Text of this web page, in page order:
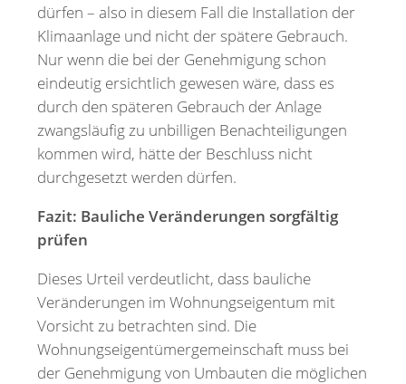
dürfen – also in diesem Fall die Installation der
Klimaanlage und nicht der spätere Gebrauch.
Nur wenn die bei der Genehmigung schon
eindeutig ersichtlich gewesen wäre, dass es
durch den späteren Gebrauch der Anlage
zwangsläufig zu unbilligen Benachteiligungen
kommen wird, hätte der Beschluss nicht
durchgesetzt werden dürfen.
Fazit: Bauliche Veränderungen sorgfältig
prüfen
Dieses Urteil verdeutlicht, dass bauliche
Veränderungen im Wohnungseigentum mit
Vorsicht zu betrachten sind. Die
Wohnungseigentümergemeinschaft muss bei
der Genehmigung von Umbauten die möglichen